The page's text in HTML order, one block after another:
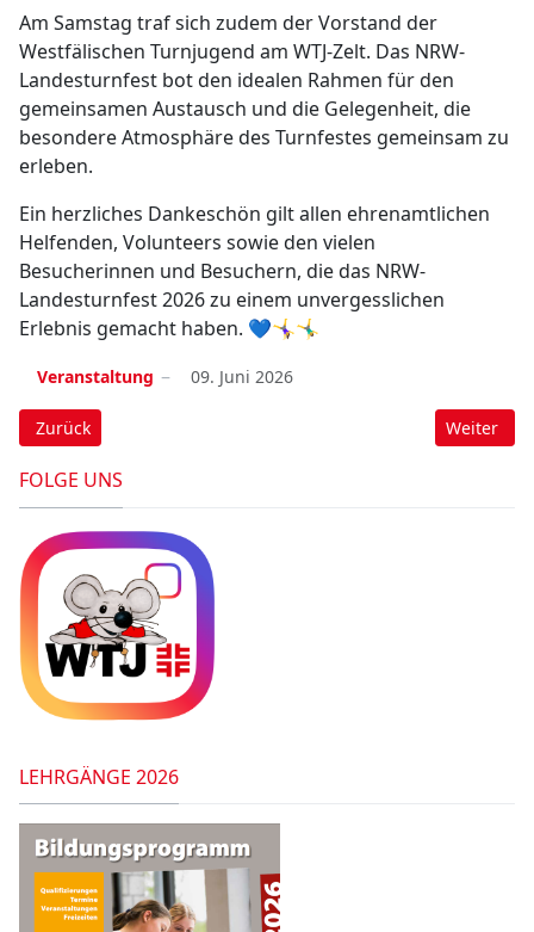
Am Samstag traf sich zudem der Vorstand der
Westfälischen Turnjugend am WTJ-Zelt. Das NRW-
Landesturnfest bot den idealen Rahmen für den
gemeinsamen Austausch und die Gelegenheit, die
besondere Atmosphäre des Turnfestes gemeinsam zu
erleben.
Ein herzliches Dankeschön gilt allen ehrenamtlichen
Helfenden, Volunteers sowie den vielen
Besucherinnen und Besuchern, die das NRW-
Landesturnfest 2026 zu einem unvergesslichen
Erlebnis gemacht haben. 💙🤸‍♀️🤸‍♂️
Veranstaltung 09. Juni 2026
Vorheriger Beitrag: Tag des Kinderturnens 2026 – Jetzt
Zurück Nächster
Weiter
FOLGE UNS
LEHRGÄNGE 2026